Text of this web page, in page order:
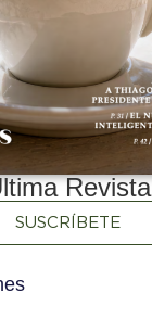
Revista
SUSCRÍBETE